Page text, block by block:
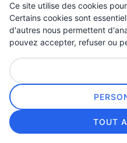
circulant ensembles, le
des rieux et/ou fossés
fréquence de passages,
saison, jour/nuit, week-
au gibier d’eau.
rieu, notamment avec
place un mode de
Ce site utilise des cookies
Certains cookies sont
d'autres nous permettent
pouvez accepter, refuser ou
TOUT